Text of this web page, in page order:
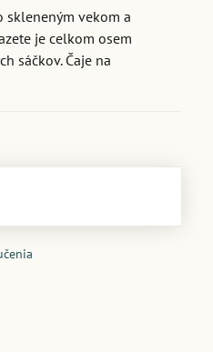
skleneným vekom a
je celkom osem
sáčkov. Čaje na